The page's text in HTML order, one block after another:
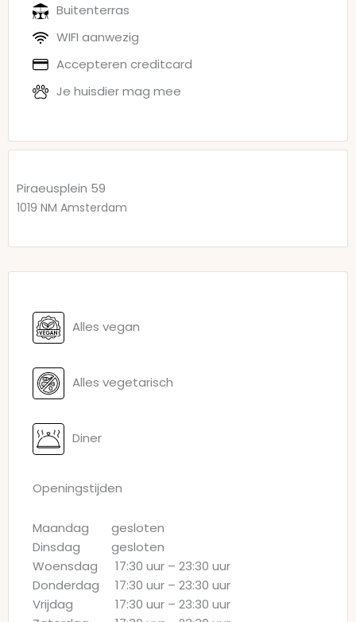
Buitenterras
WIFI aanwezig
Accepteren creditcard
Je huisdier mag mee
Piraeusplein 59
1019 NM Amsterdam
Alles vegan
Alles vegetarisch
Diner
Openingstijden
Maandag
gesloten
Dinsdag
gesloten
Woensdag
17:30 uur – 23:30 uur
Donderdag
17:30 uur – 23:30 uur
Vrijdag
17:30 uur – 23:30 uur